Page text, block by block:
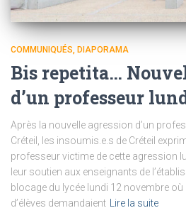
COMMUNIQUÉS DIAPORAMA
Bis repetita…
d’un professeur
Après la nouvelle agression d’un
Créteil, les insoumis.e.s de Créteil
professeur victime de cette agression
leur soutien aux enseignants de
blocage du lycée lundi 12 novembre
d’élèves demandaient
Lire la suite